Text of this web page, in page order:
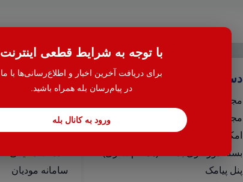
با توجه به شرایط قطعی اینترنت
برای دریافت آخرین اخبار و اطلاع‌رسانی‌ها با ما
در پیام‌رسان بله همراه باشید.
ورود به کانال بله
دسترسی سریع
مجموعه نرم افزارهای هلو
مجموعه نرم افزارهای اسپاد
امکانات افزودنی (کیت های عمومی)
بسته دورکاری بدکا + (همگام سازی)
پنل پیامک
خدمات
آموزش حسابداری
ایران مالیات
سامانه مودیان